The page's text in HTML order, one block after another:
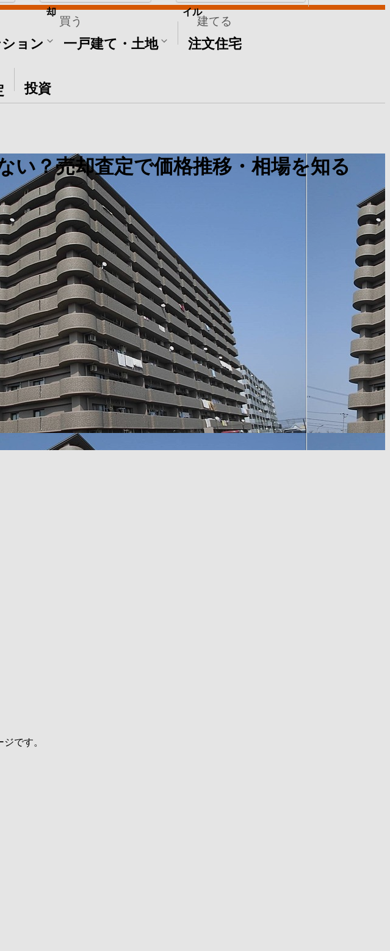
買う
ョン 一戸建て・土地
建てる
注文住宅
その他
投資
却 イル
い？売却査定で価格推移・相場を知る
です。